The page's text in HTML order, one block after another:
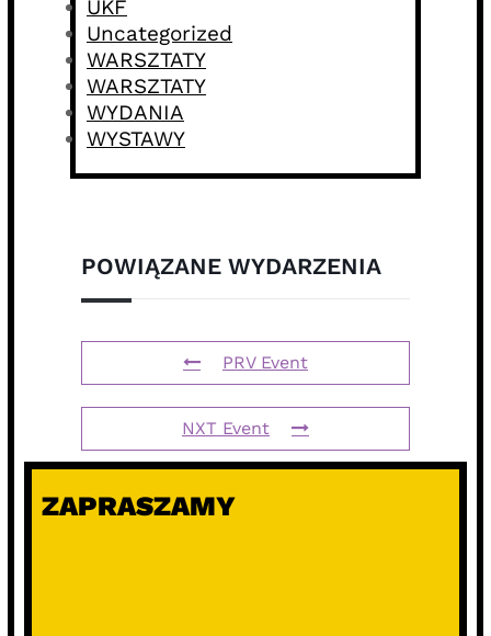
UKF
Uncategorized
WARSZTATY
WARSZTATY
WYDANIA
WYSTAWY
POWIĄZANE WYDARZENIA
PRV Event
NXT Event
ZAPRASZAMY